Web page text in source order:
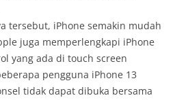
tersebut, iPhone semakin mudah
juga memperlengkapi iPhone
yang ada di touch screen
pengguna iPhone 13
tidak dapat dibuka bersama